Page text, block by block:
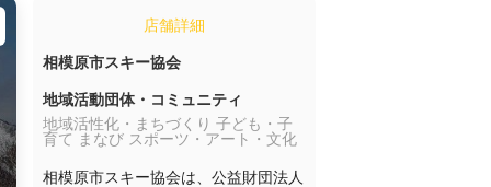
店舗詳細
相模原市スキー協会
地域活動団体・コミュニティ
地域活性化・まちづくり 子ども・子
育て まなび スポーツ・アート・文化
相模原市スキー協会は、公益財団法人